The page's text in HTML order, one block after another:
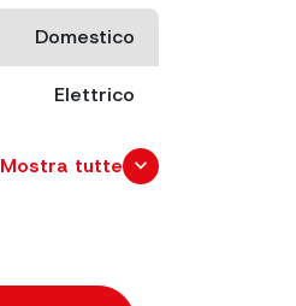
Domestico
Elettrico
Bianco
Mostra tutte expand_more